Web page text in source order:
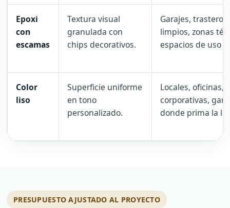
Epoxi
con
escamas
Textura visual
granulada con
chips decorativos.
Garajes,
limpios, zonas
espacios de uso
Color
liso
Superficie uniforme
en tono
personalizado.
Locales, oficinas,
corporativas,
donde prima la
PRESUPUESTO AJUSTADO AL PROYECTO